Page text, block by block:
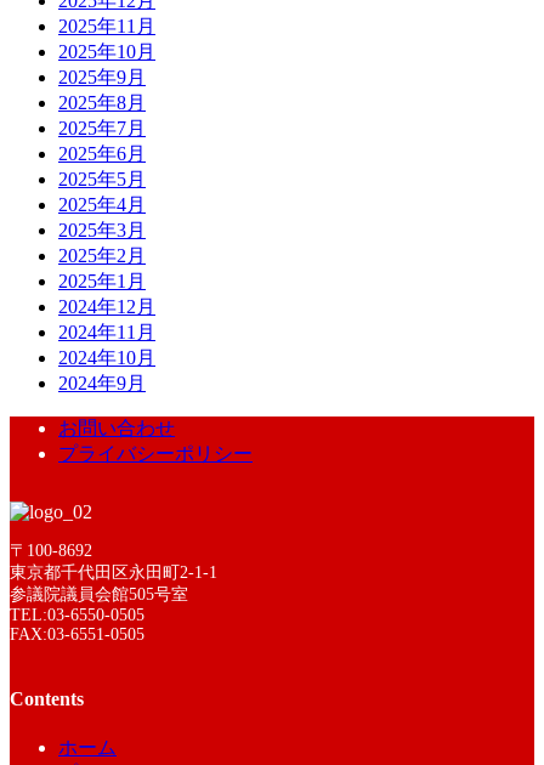
2025年11月
2025年10月
2025年9月
2025年8月
2025年7月
2025年6月
2025年5月
2025年4月
2025年3月
2025年2月
2025年1月
2024年12月
2024年11月
2024年10月
2024年9月
お問い合わせ
プライバシーポリシー
〒100-8692
東京都千代田区永田町2-1-1
参議院議員会館505号室
TEL:03-6550-0505
FAX:03-6551-0505
Contents
ホーム